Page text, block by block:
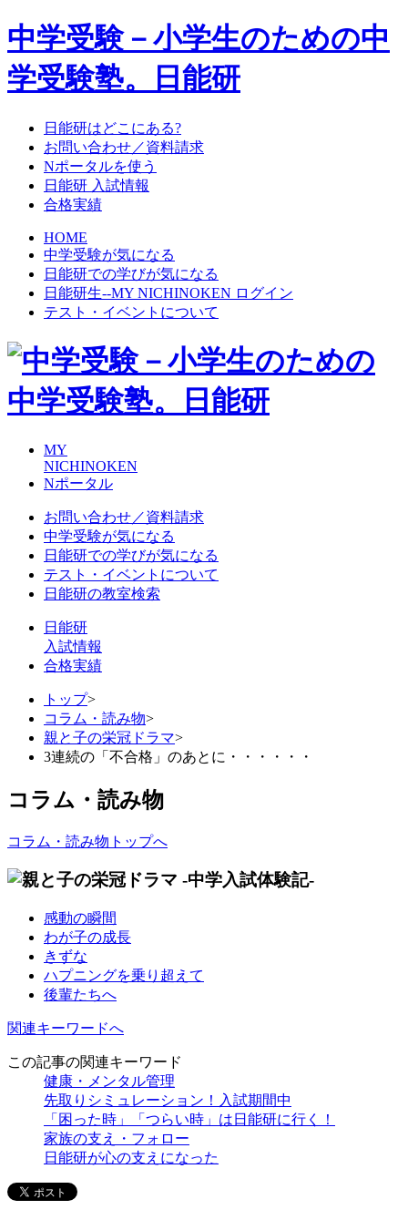
中学受験－小学生のための中
学受験塾。日能研
日能研はどこにある?
お問い合わせ／資料請求
Nポータルを使う
日能研 入試情報
合格実績
HOME
中学受験が気になる
日能研での学びが気になる
日能研生--MY NICHINOKEN ログイン
テスト・イベントについて
MY
NICHINOKEN
Nポータル
お問い合わせ／資料請求
中学受験が気になる
日能研での学びが気になる
テスト・イベントについて
日能研の教室検索
日能研
入試情報
合格実績
トップ>
コラム・読み物>
親と子の栄冠ドラマ>
3連続の「不合格」のあとに・・・・・・
コラム・読み物
コラム・読み物トップへ
感動の瞬間
わが子の成長
きずな
ハプニングを乗り超えて
後輩たちへ
関連キーワードへ
この記事の関連キーワード
健康・メンタル管理
先取りシミュレーション！入試期間中
「困った時」「つらい時」は日能研に行く！
家族の支え・フォロー
日能研が心の支えになった